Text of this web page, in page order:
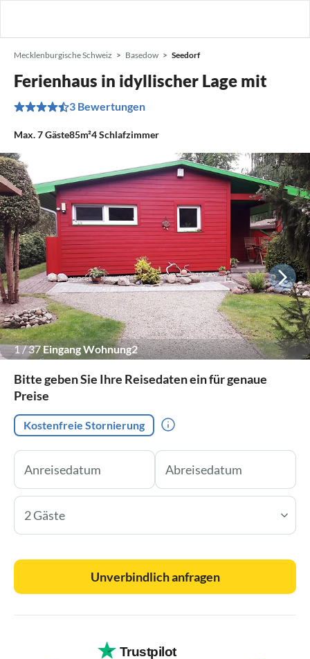
Mecklenburgische Schweiz Basedow Seedorf
Ferienhaus in idyllischer Lage mit
3 Bewertungen
Max.7Gäste85m²4Schlafzimmer
1/37Eingang Wohnung2
Bitte geben Sie Ihre Reisedaten ein für genaue
Preise
Kostenfreie Stornierung
2 Gäste
Unverbindlich anfragen